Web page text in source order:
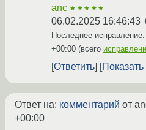
anc ★★★★★
06.02.2025 16:46:43
Последнее
+00:00 (всего
Ответить Показать
Ответ на: комментарий от
+00:00